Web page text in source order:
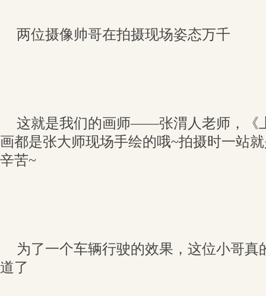
两位摄像帅哥在拍摄现场姿态万千
这就是我们的画师——张渭人老师，《
画都是张大师现场手绘的哦~拍摄时一站
辛苦~
为了一个车辆行驶的效果，这位小哥真
道了